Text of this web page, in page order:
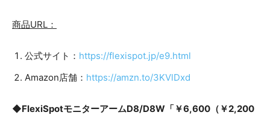
商品URL：
公式サイト： https://flexispot.jp/e9.html
Amazon店舗： https://amzn.to/3KVlDxd
◆FlexiSpotモニターアームD8/D8W「￥6,600（￥2,200